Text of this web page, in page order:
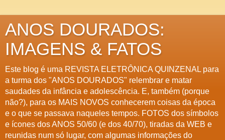
ANOS DOURADOS:
IMAGENS & FATOS
Este blog é uma REVISTA ELETRÔNICA QUINZENAL para
a turma dos "ANOS DOURADOS" relembrar e matar
saudades da infância e adolescência. E, também (porque
não?), para os MAIS NOVOS conhecerem coisas da época
e o que se passava naqueles tempos. FOTOS dos símbolos
e ícones dos ANOS 50/60 (e dos 40/70), tiradas da WEB e
reunidas num só lugar, com algumas informações do